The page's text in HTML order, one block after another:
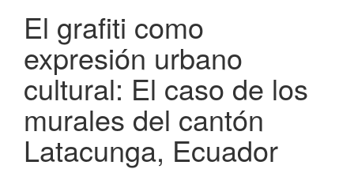
El grafiti como
expresión urbano
cultural: El caso de los
murales del cantón
Latacunga, Ecuador